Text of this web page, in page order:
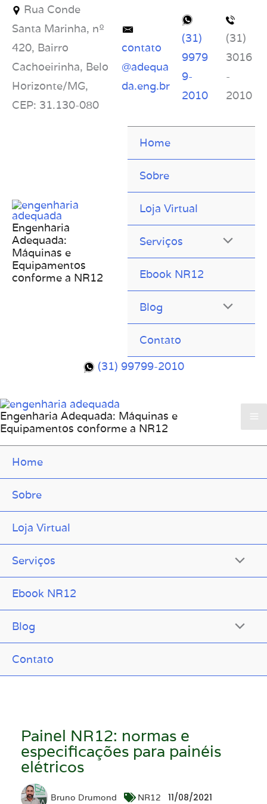
Rua Conde
Santa Marinha, nº
420, Bairro
Cachoeirinha, Belo
Horizonte/MG,
CEP: 31.130-080
contato
@adequa
da.eng.br
(31)
9979
9-
2010
(31)
3016
-
2010
Engenharia
Adequada:
Máquinas e
Equipamentos
conforme a NR12
Home
Sobre
Loja Virtual
Serviços
Ebook NR12
Blog
Contato
(31) 99799-2010
Engenharia Adequada: Máquinas e
Equipamentos conforme a NR12
Home
Sobre
Loja Virtual
Serviços
Ebook NR12
Blog
Contato
Painel NR12: normas e
especificações para painéis
elétricos
Bruno Drumond NR12 11/08/2021